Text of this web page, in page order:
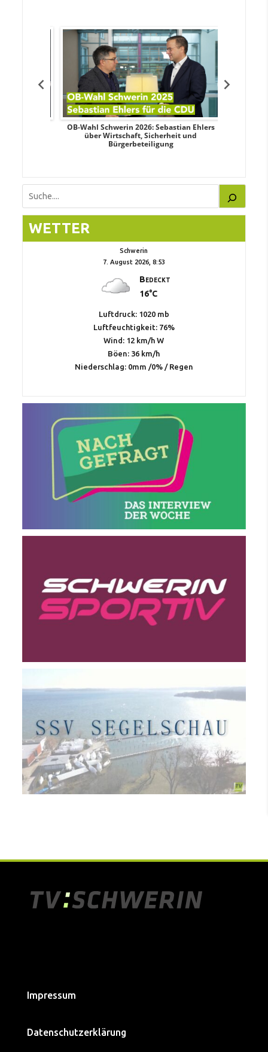
OB-Wahl Schwerin 2026: Sebastian Ehlers
über Wirtschaft, Sicherheit und
Bürgerbeteiligung
Suchen
WETTER
Schwerin
7. August 2026, 8:53
Bedeckt
16°C
Luftdruck: 1020 mb
Luftfeuchtigkeit: 76%
Wind: 12 km/h W
Böen: 36 km/h
Niederschlag: 0mm /0%/ Regen
Impressum
Datenschutzerklärung